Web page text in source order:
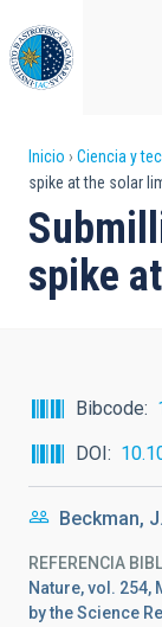
al
contenido
principal
enlaces
de
ayuda
Inicio Ciencia y
spike at the solar
spike
Bibcode
DOI
Beckman,
REFERENCIA
Nature, vol. 254,
by the Science